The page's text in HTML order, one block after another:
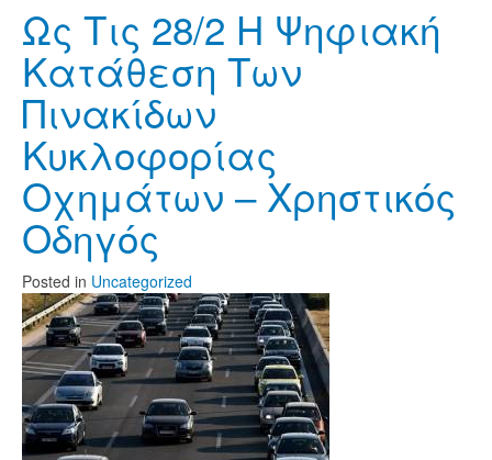
Ως Τις 28/2 Η Ψηφιακή
Κατάθεση Των
Πινακίδων
Κυκλοφορίας
Οχημάτων – Χρηστικός
Οδηγός
Posted in Uncategorized